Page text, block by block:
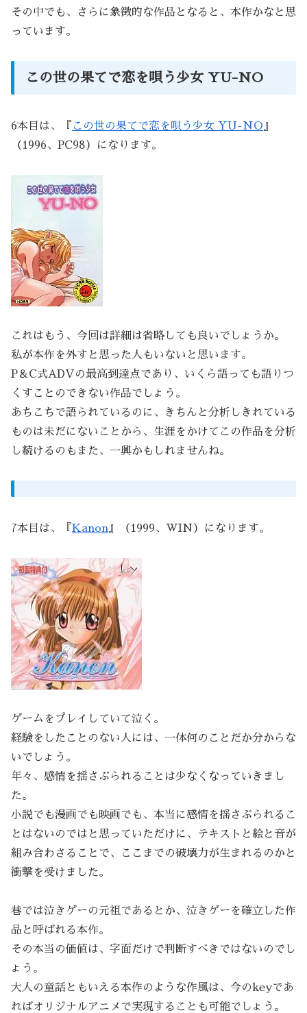
その中でも、さらに象徴的な作品となると、本作かなと思
っています。
この世の果てで恋を唄う少女 YU-NO
6本目は、『 この世の果てで恋を唄う少女 YU-NO』
（1996、PC98）になります。
これはもう、今回は詳細は省略しても良いでしょうか。
私が本作を外すと思った人もいないと思います。
P＆C式ADVの最高到達点であり、いくら語っても語りつ
くすことのできない作品でしょう。
あちこちで語られているのに、きちんと分析しきれている
ものは未だにないことから、生涯をかけてこの作品を分析
し続けるのもまた、一興かもしれませんね。
7本目は、『 Kanon』（1999、WIN）になります。
ゲームをプレイしていて泣く。
経験をしたことのない人には、一体何のことだか分からな
いでしょう。
年々、感情を揺さぶられることは少なくなっていきまし
た。
小説でも漫画でも映画でも、本当に感情を揺さぶられるこ
とはないのではと思っていただけに、テキストと絵と音が
組み合わさることで、ここまでの破壊力が生まれるのかと
衝撃を受けました。
巷では泣きゲーの元祖であるとか、泣きゲーを確立した作
品と呼ばれる本作。
その本当の価値は、字面だけで判断すべきではないのでし
ょう。
大人の童話ともいえる本作のような作風は、今のkeyであ
ればオリジナルアニメで実現することも可能でしょう。